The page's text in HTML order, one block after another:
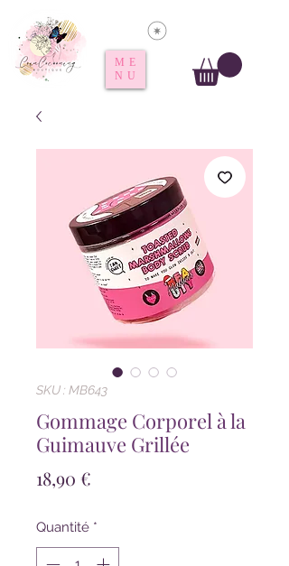
ME
NU
SKU : MB643
Gommage Corporel à la
Guimauve Grillée
18,90 €
Quantité *